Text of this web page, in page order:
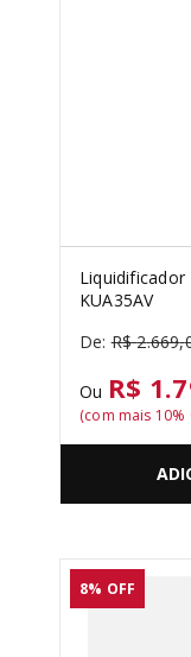
Liquidificador
KUA35AV
R$ 2.669,
Ou R$
(com mais 10%
8% OFF